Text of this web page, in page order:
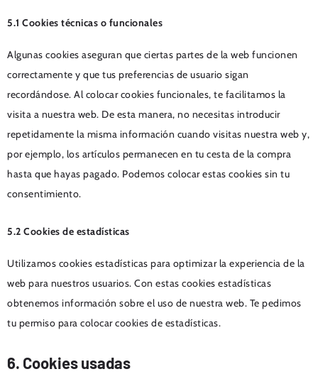
5.1 Cookies técnicas o funcionales
Algunas cookies aseguran que ciertas partes de la web funcionen
correctamente y que tus preferencias de usuario sigan
recordándose. Al colocar cookies funcionales, te facilitamos la
visita a nuestra web. De esta manera, no necesitas introducir
repetidamente la misma información cuando visitas nuestra web y,
por ejemplo, los artículos permanecen en tu cesta de la compra
hasta que hayas pagado. Podemos colocar estas cookies sin tu
consentimiento.
5.2 Cookies de estadísticas
Utilizamos cookies estadísticas para optimizar la experiencia de la
web para nuestros usuarios. Con estas cookies estadísticas
obtenemos información sobre el uso de nuestra web. Te pedimos
tu permiso para colocar cookies de estadísticas.
6. Cookies usadas